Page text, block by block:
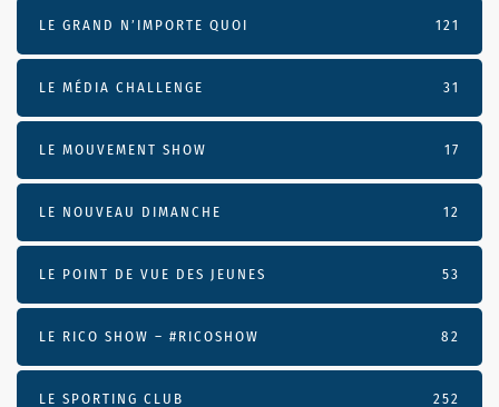
LE GRAND N’IMPORTE QUOI 121
LE MÉDIA CHALLENGE 31
LE MOUVEMENT SHOW 17
LE NOUVEAU DIMANCHE 12
LE POINT DE VUE DES JEUNES 53
LE RICO SHOW – #RICOSHOW 82
LE SPORTING CLUB 252